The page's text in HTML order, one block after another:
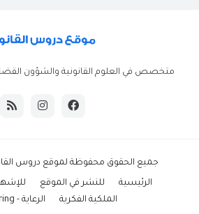
متخصص في العلوم القانونية والشؤون
جميع الحقوق محفوظة لموقع دروس
الرئيسية للنشر في الموقع
الملكية الفكرية
الرعاية - Sponsoring